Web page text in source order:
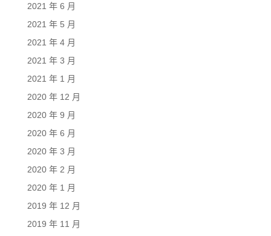
2021 年 6 月
2021 年 5 月
2021 年 4 月
2021 年 3 月
2021 年 1 月
2020 年 12 月
2020 年 9 月
2020 年 6 月
2020 年 3 月
2020 年 2 月
2020 年 1 月
2019 年 12 月
2019 年 11 月